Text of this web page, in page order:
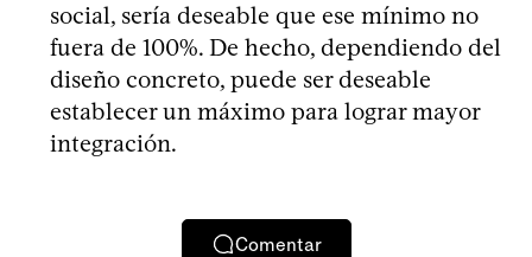
social, sería deseable que ese mínimo no
fuera de 100%. De hecho, dependiendo del
diseño concreto, puede ser deseable
establecer un máximo para lograr mayor
integración.
Comentar